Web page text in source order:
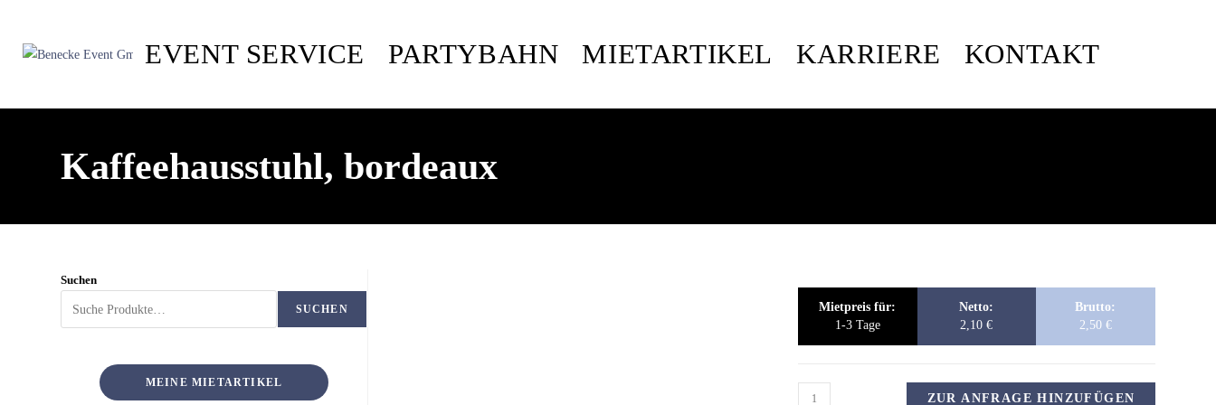
EVENT SERVICE PARTYBAHN MIETARTIKEL KARRIERE KONTAKT
Kaffeehausstuhl, bordeaux
Mietpreis für:
1-3 Tage
Netto:
2,10€
Brutto:
2,50 €
ZUR ANFRAGE HINZUFÜGEN
Suchen
SUCHEN
MEINE MIETARTIKEL